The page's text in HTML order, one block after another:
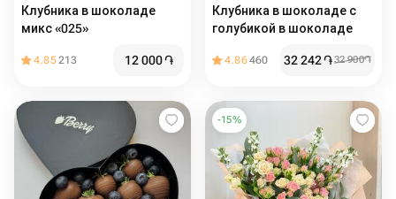
Клубника в шоколаде
микс «025»
4.85213 12 000֏
Клубника в шоколаде с
голубикой в шоколаде
4.86460 32 242֏32 900֏
-15%